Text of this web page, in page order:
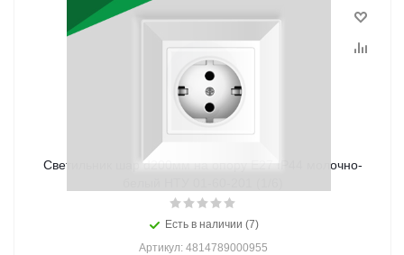
Светильник шар d200мм на опору Е27 IP44 молочно-
Есть в наличии (7)
Артикул: 4814789000955